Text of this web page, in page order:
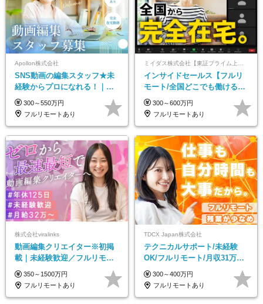
Apollon株式会社
SNS動画の編集スタッフ★未
経験からプロになれる！｜お
うちで働くフルリモート｜残
業ゼロで18時退勤◎
300～550万円
フルリモートあり
インサイドセールス【フルリ
モート/全国どこでも働ける】
未経験OK*土日祝休み*残業少
なめ*在宅勤務手当あり
300～600万円
フルリモートあり
株式会社viralinks
動画編集クリエイター※初掲
載｜未経験歓迎／フルリモー
トOK／月給32万＋賞与
350～1500万円
フルリモートあり
TDCX Japan株式会社
テクニカルサポート/未経験
OK/フルリモート/月収31万円
可/月最大3万のインセンティ
ブ支給/平均年齢33歳
300～400万円
フルリモートあり